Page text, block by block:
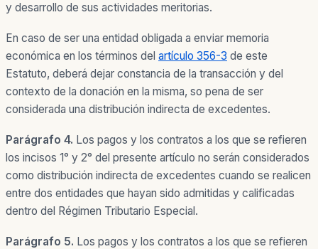
y desarrollo de sus actividades meritorias.
En caso de ser una entidad obligada a enviar memoria
económica en los términos del artículo 356-3 de este
Estatuto, deberá dejar constancia de la transacción y del
contexto de la donación en la misma, so pena de ser
considerada una distribución indirecta de excedentes.
Parágrafo 4. Los pagos y los contratos a los que se refieren
los incisos 1° y 2° del presente artículo no serán considerados
como distribución indirecta de excedentes cuando se realicen
entre dos entidades que hayan sido admitidas y calificadas
dentro del Régimen Tributario Especial.
Parágrafo 5. Los pagos y los contratos a los que se refieren